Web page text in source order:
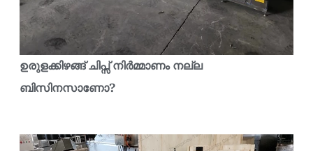
ഉരുളക്കിഴങ്ങ് ചിപ്സ് നിർമ്മാണം നല്ല
ബിസിനസാണോ?